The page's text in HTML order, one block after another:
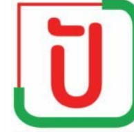
Popular